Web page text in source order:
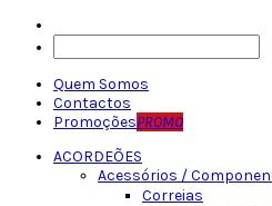
Quem Somos
Contactos
PromoçõesPROMO
ACORDEÕES
Acessórios /
Correias